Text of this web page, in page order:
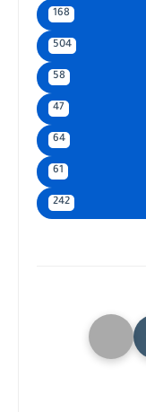
168
504
58
47
64
61
242